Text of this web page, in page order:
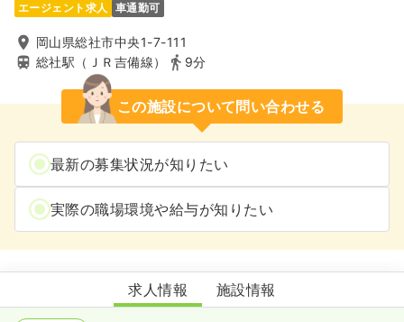
エージェント求人 車通勤可
岡山県総社市中央1-7-111
総社駅（ＪＲ吉備線）
9分
この施設について問い合わせる
最新の募集状況が知りたい
実際の職場環境や給与が知りたい
アイル総社
求人情報 施設情報